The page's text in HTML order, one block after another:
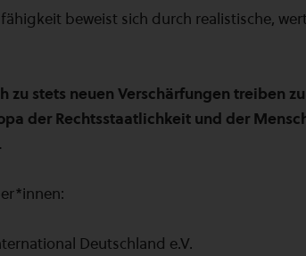
beweist sich durch realistische,
zu stets neuen Verschärfungen treiben
der Rechtsstaatlichkeit und der
Deutschland e.V.